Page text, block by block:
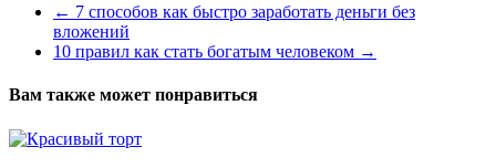
← 7 способов как быстро заработать деньги без
вложений
10 правил как стать богатым человеком →
Вам также может понравиться